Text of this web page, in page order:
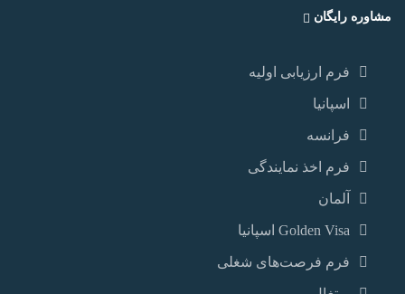
مشاوره رایگان
فرم ارزیابی اولیه
اسپانیا
فرانسه
فرم اخذ نمایندگی
آلمان
Golden Visa اسپانيا
فرم فرصت‌های شغلی